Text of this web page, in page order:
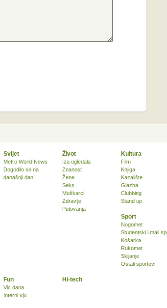
Svijet
Metro World News
Dogodilo se na
današnji dan
Život
Iza ogledala
Znanost
Žene
Seks
Muškarci
Zdravlje
Putovanja
Kultura
Film
Knjiga
Kazalište
Glazba
Clubbing
Stand up
Sport
Nogomet
Studentski i mali
Košarka
Rukomet
Skijanje
Ostali sportovi
Fun
Vic dana
Interni vju
Hi-tech